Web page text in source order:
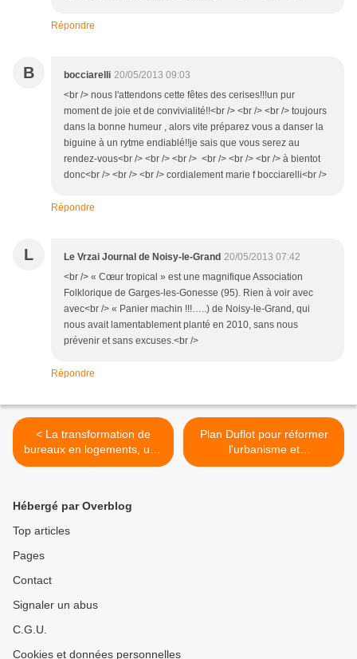
Répondre
B bocciarelli 20/05/2013 09:03
<br /> nous l'attendons cette fêtes des cerises!!!un pur
moment de joie et de convivialité!!<br /> <br /> <br /> toujours
dans la bonne humeur , alors vite préparez vous a danser la
biguine à un rytme endiablé!!je sais que vous serez au
rendez-vous<br /> <br /> <br /> <br /> <br /> <br /> à bientot
donc<br /> <br /> <br /> cordialement marie f bocciarelli<br />
Répondre
L Le Vrzai Journal de Noisy-le-Grand 20/05/2013 07:42
<br /> « Cœur tropical » est une magnifique Association
Folklorique de Garges-les-Gonesse (95). Rien à voir avec
avec<br /> « Panier machin !!!…..) de Noisy-le-Grand, qui
nous avait lamentablement planté en 2010, sans nous
prévenir et sans excuses.<br />
Répondre
< La transformation de
bureaux en logements, une
réponse pour Noisy le
Plan Duflot pour réformer
l'urbanisme et
l'aménagement >
Hébergé par Overblog
Top articles
Pages
Contact
Signaler un abus
C.G.U.
Cookies et données personnelles